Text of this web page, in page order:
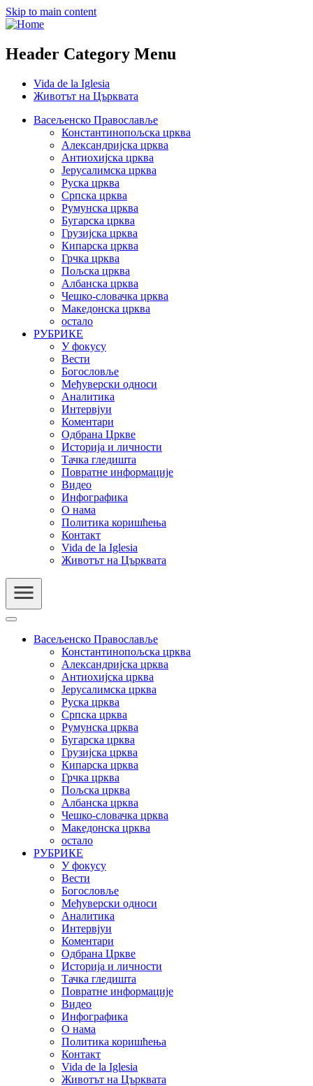
Skip to main content
Header Category Menu
Vida de la Iglesia
Животът на Църквата
Васељенско Православље
Константинопољска црква
Александријска црква
Антиохијска црква
Јерусалимска црква
Руска црква
Српска црква
Румунска црква
Бугарска црква
Грузијска црква
Кипарска црква
Грчка црква
Пољска црква
Албанска црква
Чешко-словачка црква
Македонска црква
остало
РУБРИКЕ
У фокусу
Вести
Богословље
Међуверски односи
Аналитика
Интервјуи
Коментари
Одбрана Цркве
Историја и личности
Тачка гледишта
Повратне информације
Видео
Инфографика
О нама
Политика коришћења
Контакт
Vida de la Iglesia
Животът на Църквата
Васељенско Православље
Константинопољска црква
Александријска црква
Антиохијска црква
Јерусалимска црква
Руска црква
Српска црква
Румунска црква
Бугарска црква
Грузијска црква
Кипарска црква
Грчка црква
Пољска црква
Албанска црква
Чешко-словачка црква
Македонска црква
остало
РУБРИКЕ
У фокусу
Вести
Богословље
Међуверски односи
Аналитика
Интервјуи
Коментари
Одбрана Цркве
Историја и личности
Тачка гледишта
Повратне информације
Видео
Инфографика
О нама
Политика коришћења
Контакт
Vida de la Iglesia
Животът на Църквата